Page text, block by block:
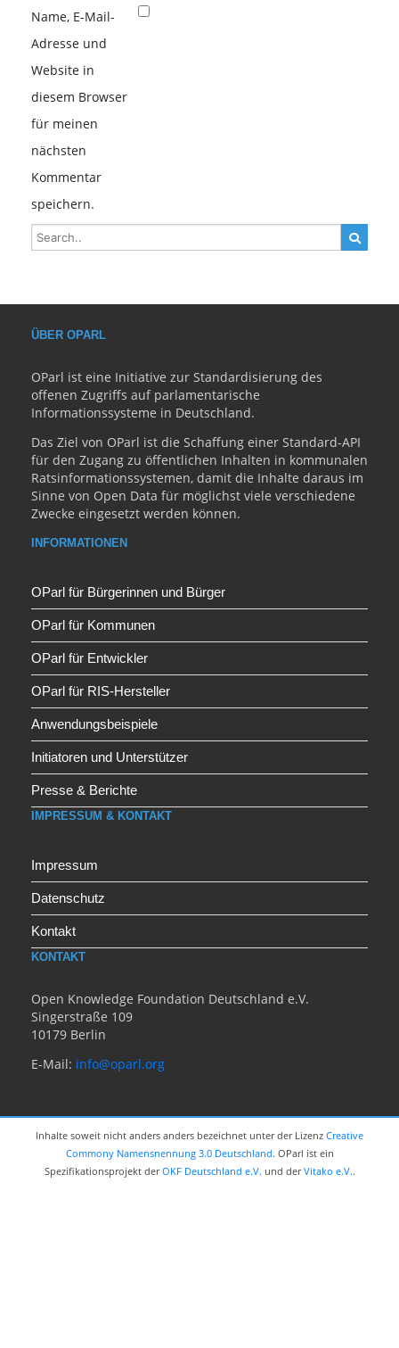
Name, E-Mail-
Adresse und
Website in
diesem Browser
für meinen
nächsten
Kommentar
speichern.
ÜBER OPARL
OParl ist eine Initiative zur Standardisierung des
offenen Zugriffs auf parlamentarische
Informationssysteme in Deutschland.
Das Ziel von OParl ist die Schaffung einer Standard-API
für den Zugang zu öffentlichen Inhalten in kommunalen
Ratsinformationssystemen, damit die Inhalte daraus im
Sinne von Open Data für möglichst viele verschiedene
Zwecke eingesetzt werden können.
INFORMATIONEN
OParl für Bürgerinnen und Bürger
OParl für Kommunen
OParl für Entwickler
OParl für RIS-Hersteller
Anwendungsbeispiele
Initiatoren und Unterstützer
Presse & Berichte
IMPRESSUM & KONTAKT
Impressum
Datenschutz
Kontakt
KONTAKT
Open Knowledge Foundation Deutschland e.V.
Singerstraße 109
10179 Berlin
E-Mail: info@oparl.org
Inhalte soweit nicht anders anders bezeichnet unter der Lizenz Creative
Commony Namensnennung 3.0 Deutschland. OParl ist ein
Spezifikationsprojekt derOKF Deutschland e.V. und derVitako e.V..